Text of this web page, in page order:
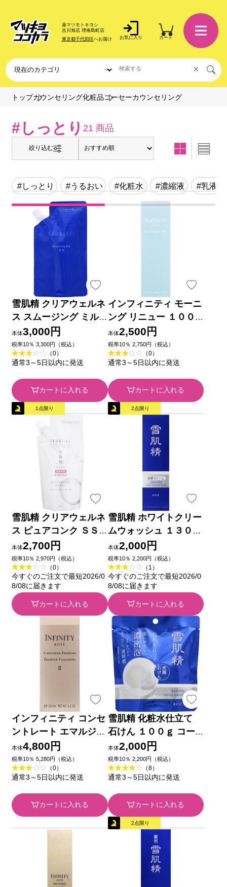
薬マツモトキヨシ
吉川旭店 堺南島町店
東京都千代田区へお届け お気に入り カート
×
トップカウンセリング化粧品 コーセーカウンセリング
#しっとり 21 商品
絞り込む
#しっとり #うるおい #化粧水 #濃縮液 #乳液
雪肌精 クリアウェルネ
ス スムージング ミル
ク （つめかえ用） １
２０ｍｌ コーセー
本体3,000円
税率10％ 3,300円（税込）
（0）
通常3～5日以内に発送
カートに入れる
インフィニティ モーニ
ング リニュー １００
ｇ コーセー
本体2,500円
税率10％ 2,750円（税込）
（0）
通常3～5日以内に発送
カートに入れる
1点限り
雪肌精 クリアウェルネ
ス ピュアコンク ＳＳ
Ｒ １７０ｍＬ コーセ
ー
本体2,700円
税率10％ 2,970円（税込）
（0）
今すぐのご注文で最短2026/0
8/08に届きます
カートに入れる
2点限り
雪肌精 ホワイトクリー
ムウォッシュ １３０ｇ
コーセー
本体2,000円
税率10％ 2,200円（税込）
（1）
今すぐのご注文で最短2026/0
8/08に届きます
カートに入れる
インフィニティ コンセ
ントレート エマルジョ
ン ２ （付けかえ用）
１２０ｍｌ コーセー
本体4,800円
税率10％ 5,280円（税込）
（0）
通常3～5日以内に発送
カートに入れる
雪肌精 化粧水仕立て
石けん １００ｇ コー
セー
本体2,000円
税率10％ 2,200円（税込）
（8）
通常3～5日以内に発送
カートに入れる
2点限り